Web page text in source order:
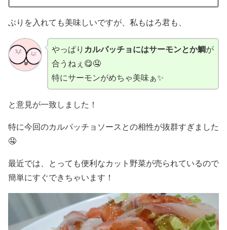
ぶりを入れても美味しいですが、私もはろ君も、
やっぱり カルパッチョにはサーモンとか鯛が
合うねぇ😋🤤
特にサーモンがめちゃ美味ぁ✨
と意見が一致しました！
特に今回のカルパッチョソースとの相性が抜群すぎました
🤤
最近では、とっても便利なカット野菜が売られているので
簡単にすぐできちゃいます！